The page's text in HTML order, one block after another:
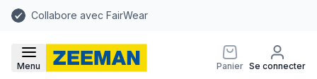
Collabore avec FairWear
Menu Panier Se connecter